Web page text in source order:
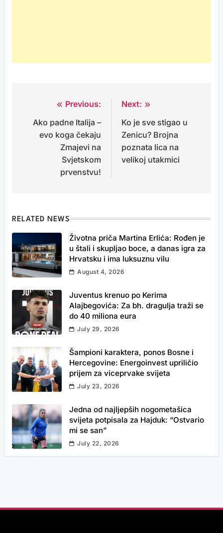
navigation
Previous:
Ako padne Italija –
evo koga čekaju
Zmajevi na
Svjetskom
prvenstvu!
Next:
Ko je sve stigao u
Zenicu? Brojna
poznata lica na
velikoj utakmici
RELATED NEWS
Životna priča Martina Erlića: Rođen je
u štali i skupljao boce, a danas igra za
Hrvatsku i ima luksuznu vilu
August 4, 2026
Juventus krenuo po Kerima
Alajbegovića: Za bh. dragulja traži se
do 40 miliona eura
July 29, 2026
Šampioni karaktera, ponos Bosne i
Hercegovine: Energoinvest upriličio
prijem za viceprvake svijeta
July 23, 2026
Jedna od najljepših nogometašica
svijeta potpisala za Hajduk: “Ostvario
mi se san”
July 22, 2026